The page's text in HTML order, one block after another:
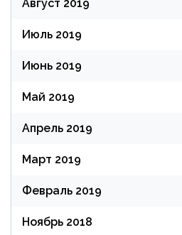
Август 2019
Июль 2019
Июнь 2019
Май 2019
Апрель 2019
Март 2019
Февраль 2019
Ноябрь 2018